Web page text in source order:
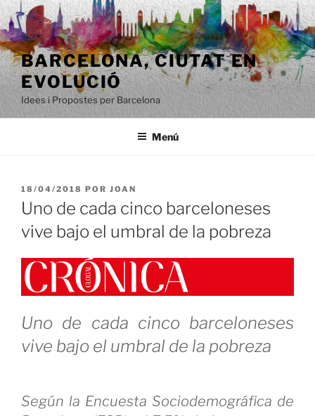
Saltar
al
contenido
BARCELONA, ​​CIUTAT EN
EVOLUCIÓ
Idees i Propostes per Barcelona
Menú
PUBLICADO
EL
18/04/2018 POR JOAN
Uno de cada cinco barceloneses
vive bajo el umbral de la pobreza
Uno de cada cinco barceloneses
vive bajo el umbral de la pobreza
Según la Encuesta Sociodemográfica de